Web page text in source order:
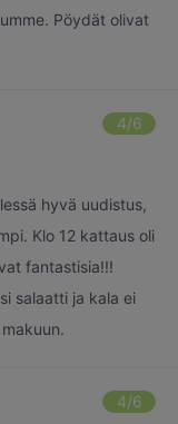
Pöydät olivat
4/6
hyvä uudistus,
Klo 12 kattaus oli
fantastisia!!!
salaatti ja kala ei
4/6